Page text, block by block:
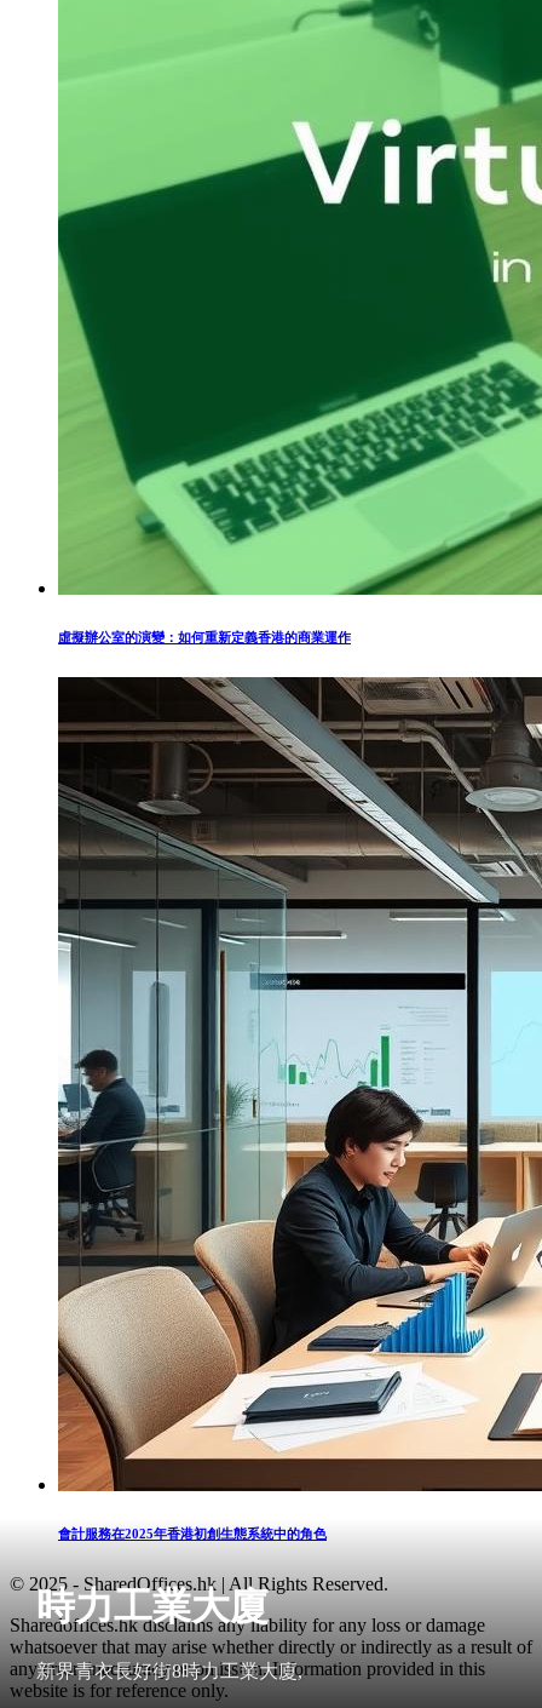
時力工業大廈
新界青衣長好街8時力工業大廈,
虛擬辦公室的演變：如何重新定義香港的商業運作
會計服務在2025年香港初創生態系統中的角色
© 2025 - SharedOffices.hk | All Rights Reserved.
Sharedoffices.hk disclaims any liability for any loss or damage
whatsoever that may arise whether directly or indirectly as a result of
any error, inaccuracy or omission. Information provided in this
website is for reference only.